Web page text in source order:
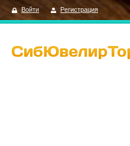
Войти Регистрация